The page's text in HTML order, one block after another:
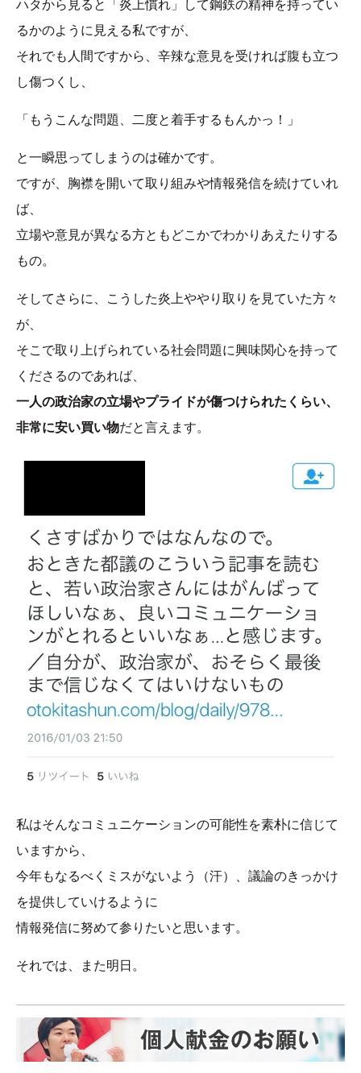
ハタから見ると「炎上慣れ」して鋼鉄の精神を持ってい
るかのように見える私ですが、
それでも人間ですから、辛辣な意見を受ければ腹も立つ
し傷つくし、
「もうこんな問題、二度と着手するもんかっ！」
と一瞬思ってしまうのは確かです。
ですが、胸襟を開いて取り組みや情報発信を続けていれ
ば、
立場や意見が異なる方ともどこかでわかりあえたりする
もの。
そしてさらに、こうした炎上ややり取りを見ていた方々
が、
そこで取り上げられている社会問題に興味関心を持って
くださるのであれば、
一人の政治家の立場やプライドが傷つけられたくらい、
非常に安い買い物だと言えます。
私はそんなコミュニケーションの可能性を素朴に信じて
いますから、
今年もなるべくミスがないよう（汗）、議論のきっかけ
を提供していけるように
情報発信に努めて参りたいと思います。
それでは、また明日。